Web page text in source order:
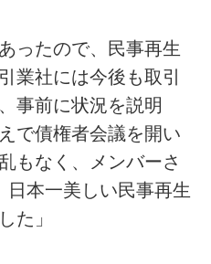
ったので、民事再生
業社には今後も取引
事前に状況を説明
で債権者会議を開い
もなく、メンバーさ
日本一美しい民事再生
た」